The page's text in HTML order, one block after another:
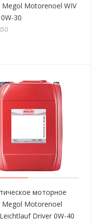
Motorenoel WIV
30
моторное
Megol Motorenoel
Driver 0W-40